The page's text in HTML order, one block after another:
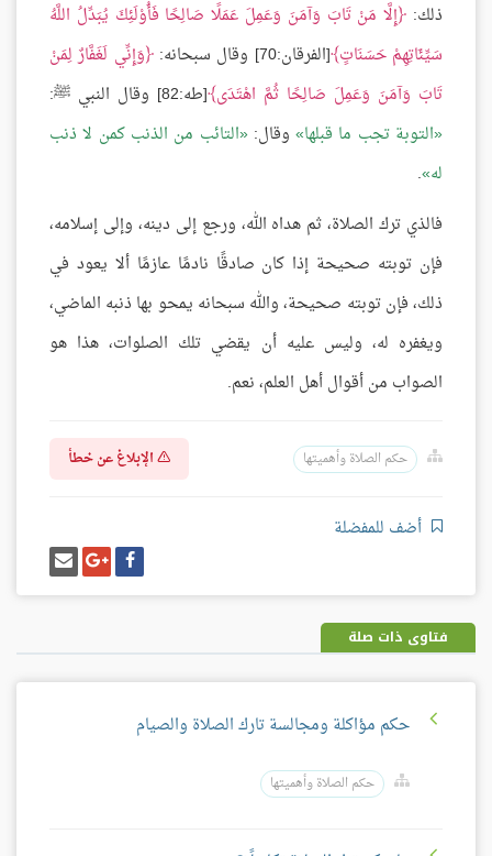
ذلك: إِلَّا مَنْ تَابَ وَآمَنَ وَعَمِلَ عَمَلًا صَالِحًا فَأُوْلَئِكَ يُبَدِّلُ اللَّهُ
سَيِّئَاتِهِمْ حَسَنَاتٍ [الفرقان:70] وقال سبحانه:
وَإِنِّي لَغَفَّارٌ لِمَنْ
تَابَ وَآمَنَ وَعَمِلَ صَالِحًا ثُمَّ اهْتَدَى [طه:82] وقال النبي ﷺ:
التوبة تجب ما قبلها وقال: التائب من الذنب كمن لا ذنب
له .
فالذي ترك الصلاة، ثم هداه الله، ورجع إلى دينه، وإلى إسلامه،
فإن توبته صحيحة إذا كان صادقًا نادمًا عازمًا ألا يعود في
ذلك، فإن توبته صحيحة، والله سبحانه يمحو بها ذنبه الماضي،
ويغفره له، وليس عليه أن يقضي تلك الصلوات، هذا هو
الصواب من أقوال أهل العلم، نعم.
حكم الصلاة وأهميتها الإبلاغ عن خطأ
أضف للمفضلة
شارك
على
فيسبوك
شارك
على
غوغل
بلس
إرسل
إيميل
فتاوى ذات صلة
حكم مؤاكلة ومجالسة تارك الصلاة والصيام
حكم الصلاة وأهميتها